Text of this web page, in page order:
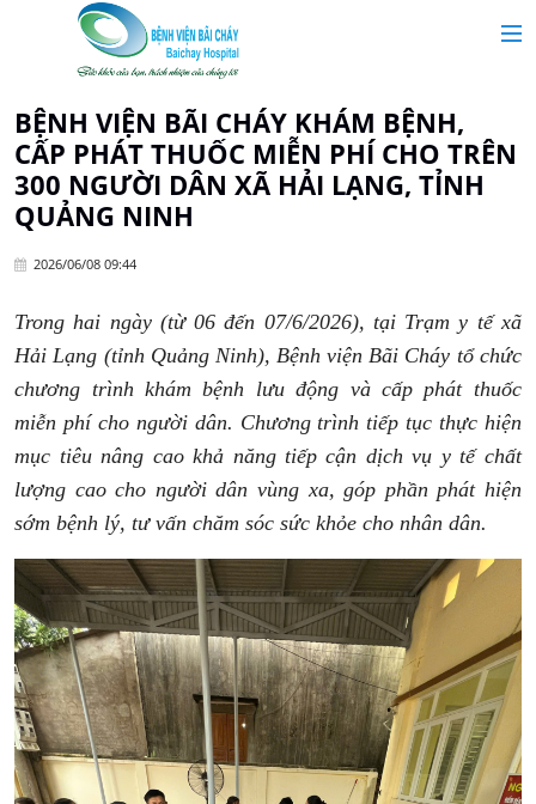
Giới thiệu
Tin tức
Dịch vụ y tế
Dành cho khách hàng
BỆNH VIỆN BÃI CHÁY KHÁM BỆNH,
CẤP PHÁT THUỐC MIỄN PHÍ CHO TRÊN
300 NGƯỜI DÂN XÃ HẢI LẠNG, TỈNH
QUẢNG NINH
2026/06/08 09:44
Trong hai ngày (từ 06 đến 07/6/2026), tại Trạm y tế xã
Hải Lạng (tỉnh Quảng Ninh), Bệnh viện Bãi Cháy tổ chức
chương trình khám bệnh lưu động và cấp phát thuốc
miễn phí cho người dân. Chương trình tiếp tục thực hiện
mục tiêu nâng cao khả năng tiếp cận dịch vụ y tế chất
lượng cao cho người dân vùng xa, góp phần phát hiện
sớm bệnh lý, tư vấn chăm sóc sức khỏe cho nhân dân.